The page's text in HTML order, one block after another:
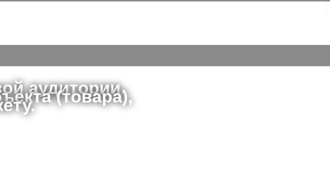
аудитории.
(товара),